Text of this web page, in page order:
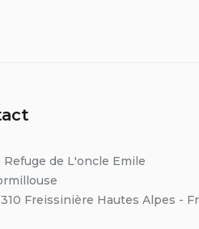
Refuge de L'oncle Emile
Freissinière Hautes Alpes -